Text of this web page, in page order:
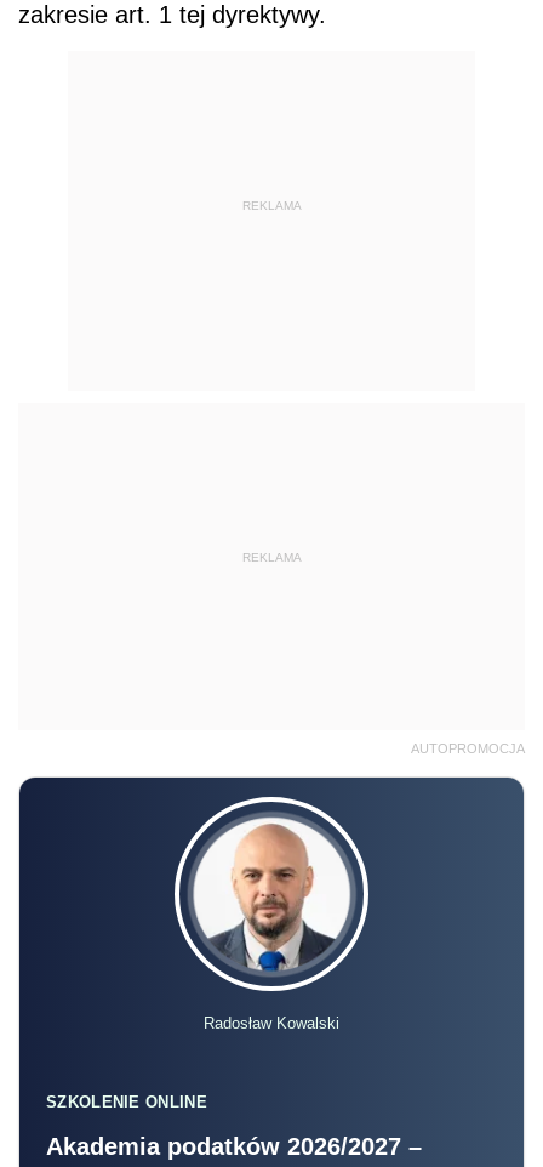
zakresie art. 1 tej dyrektywy.
REKLAMA
REKLAMA
AUTOPROMOCJA
Radosław Kowalski
SZKOLENIE ONLINE
Akademia podatków 2026/2027 –